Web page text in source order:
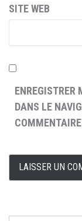
SITE WEB
DANS LE